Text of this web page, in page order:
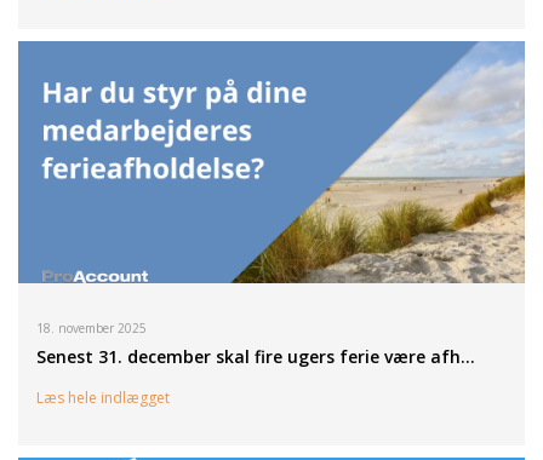
18. november 2025
Senest 31. december skal fire ugers ferie være afh…
Læs hele indlægget